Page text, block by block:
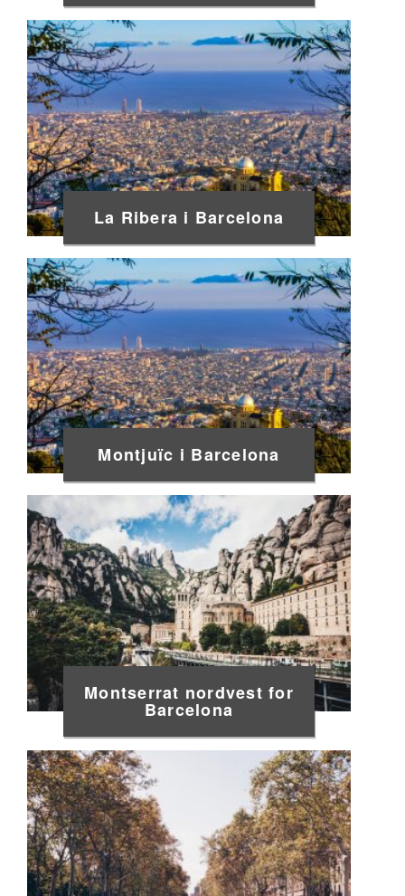
La Ribera i Barcelona
Montjuïc i Barcelona
Montserrat nordvest for
Barcelona